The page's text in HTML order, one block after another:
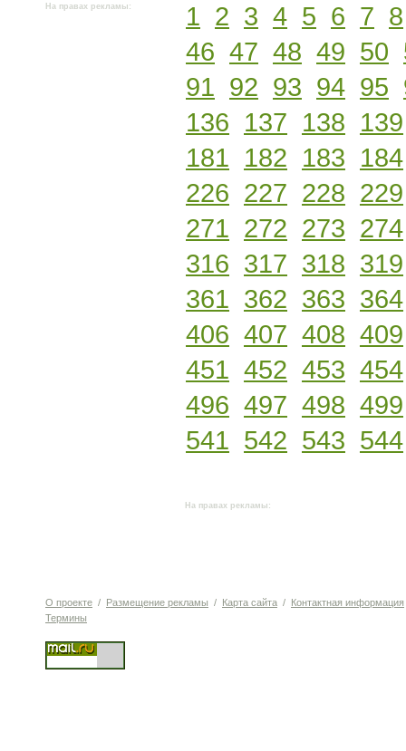
На правах рекламы: 1 2 3 4 5 6 7 8
46 47 48 49 50
91 92 93 94 95
136 137 138 139
181 182 183 184
226 227 228 229
271 272 273 274
316 317 318 319
361 362 363 364
406 407 408 409
451 452 453 454
496 497 498 499
541 542 543 544
На правах рекламы:
О проекте / Размещение рекламы / Карта сайта / Контактная информация
Термины